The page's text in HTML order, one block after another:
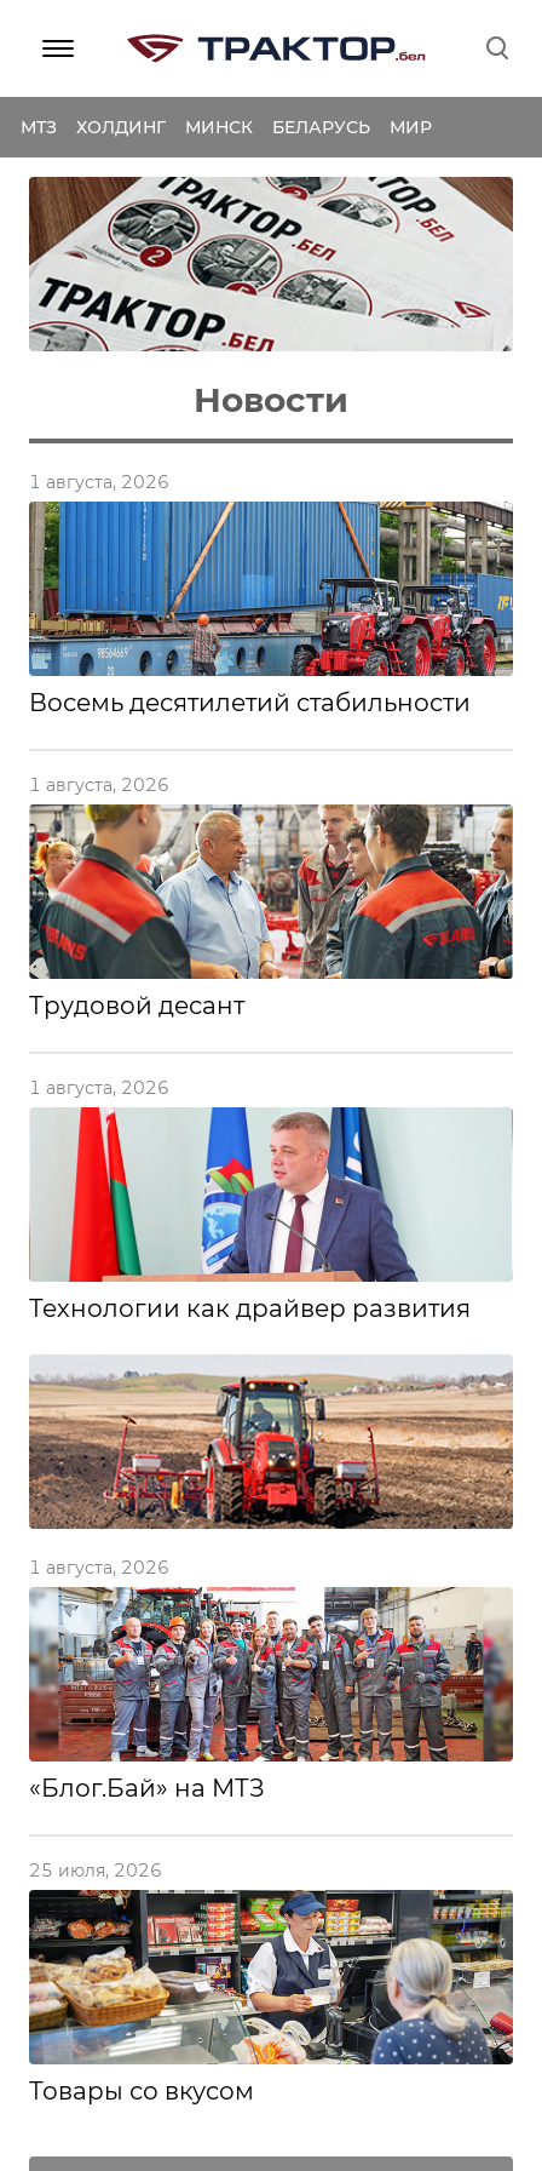
МТЗ ХОЛДИНГ МИНСК БЕЛАРУСЬ МИР
Новости
1 августа, 2026
Восемь десятилетий стабильности
1 августа, 2026
Трудовой десант
1 августа, 2026
Технологии как драйвер развития
1 августа, 2026
«Блог.Бай» на МТЗ
25 июля, 2026
Товары со вкусом